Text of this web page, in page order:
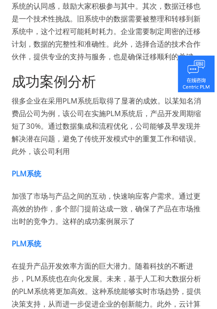
系统的认同感，鼓励大家积极参与其中。其次，数据迁移也
是一个技术性挑战。旧系统中的数据需要被整理和转移到新
系统中，这个过程可能耗时耗力。企业需要制定周密的迁移
计划，数据的完整性和准确性。此外，选择合适的技术合作
伙伴，提供专业的支持与服务，也是确保迁移顺利的关键。
成功案例分析
很多企业在采用PLM系统后取得了显著的成效。以某知名消
费品公司为例，该公司在实施PLM系统后，产品开发周期缩
短了30%。通过数据集成和流程优化，公司能够及早发现并
解决潜在问题，避免了传统开发模式中的重复工作和错误。
此外，该公司利用
PLM系统
加强了市场与产品之间的互动，快速响应客户需求。通过更
高效的协作，多个部门提前达成一致，确保了产品在市场推
出时的竞争力。这样的成功案例展示了
PLM系统
在提升产品开发效率方面的巨大潜力。随着科技的不断进
步，PLM系统也在向化发展。未来，基于人工和大数据分析
的PLM系统将更加高效。这种系统能够实时市场趋势，提供
决策支持，从而进一步促进企业的创新能力。此外，云计算